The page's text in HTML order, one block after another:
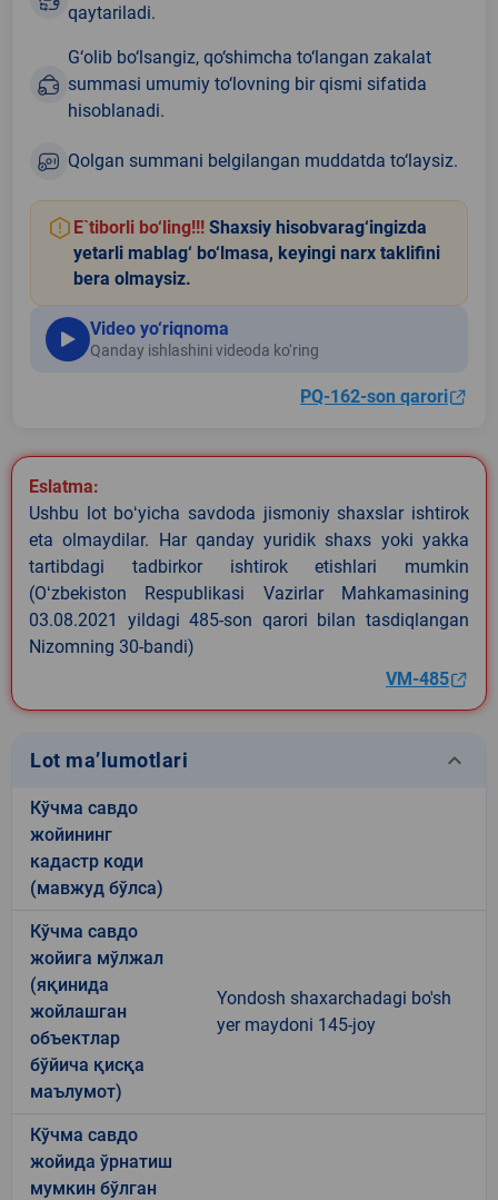
qaytariladi.
G‘olib bo‘lsangiz, qo‘shimcha to‘langan zakalat
summasi umumiy to‘lovning bir qismi sifatida
hisoblanadi.
Qolgan summani belgilangan muddatda to‘laysiz.
E`tiborli bo‘ling!!! Shaxsiy hisobvarag‘ingizda
yetarli mablag‘ bo‘lmasa, keyingi narx taklifini
bera olmaysiz.
Video yo‘riqnoma
Qanday ishlashini videoda ko‘ring
PQ-162-son qarori
Eslatma:
Ushbu lot boʻyicha savdoda jismoniy shaxslar ishtirok
eta olmaydilar. Har qanday yuridik shaxs yoki yakka
tartibdagi tadbirkor ishtirok etishlari mumkin
(Oʻzbekiston Respublikasi Vazirlar Mahkamasining
03.08.2021 yildagi 485-son qarori bilan tasdiqlangan
Nizomning 30-bandi)
VM-485
Lot ma’lumotlari keyboard_arrow_down
Кўчма савдо
жойининг
кадастр коди
(мавжуд бўлса)
Кўчма савдо
жойига мўлжал
(яқинида
жойлашган
объектлар
бўйича қисқа
маълумот)
Yondosh shaxarchadagi bo'sh
yer maydoni 145-joy
Кўчма савдо
жойида ўрнатиш
мумкин бўлган